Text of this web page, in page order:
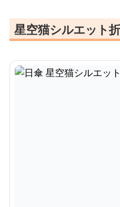
星空猫シルエット